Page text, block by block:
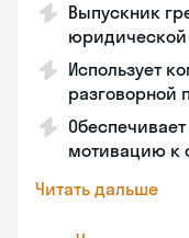
Выпускник
Использует
разговорной
мотивацию к
Читать дальше